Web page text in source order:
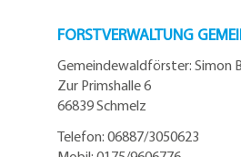
FORSTVERWALTUNG
Gemeindewaldförster: Simon
Zur Primshalle 6
66839 Schmelz
Telefon: 06887/3050623